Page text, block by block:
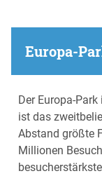
Europa-
Der Europa-
ist das
Abstand größte
Millionen